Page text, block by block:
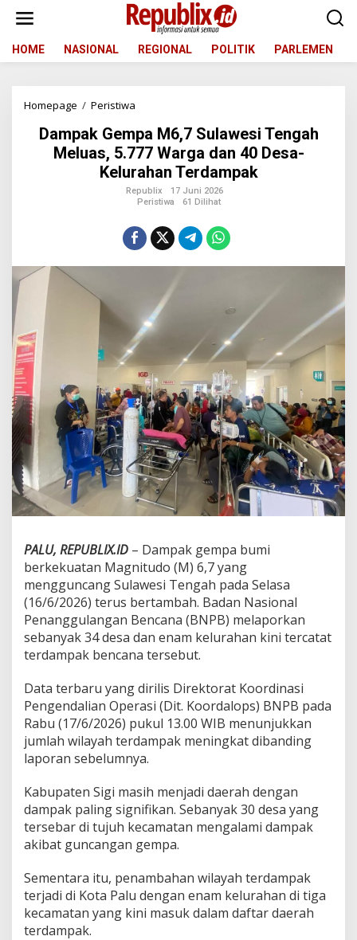
t
HOME NASIONAL REGIONAL POLITIK PARLEMEN
Homepage / Peristiwa
m
p
a
k
G
e
p
a
M
u
l
a
w
e
s
i
T
e
n
g
a
h
M
l
u
s
,
5
.
7
7
W
a
r
g
a
d
n
4
0
D
e
a
K
e
Dampak Gempa M6,7 Sulawesi Tengah
Meluas, 5.777 Warga dan 40 Desa-
Kelurahan Terdampak
Republix
17 Juni 2026
Peristiwa
61 Dilihat
PALU, REPUBLIX.ID – Dampak gempa bumi
berkekuatan Magnitudo (M) 6,7 yang
mengguncang Sulawesi Tengah pada Selasa
(16/6/2026) terus bertambah. Badan Nasional
Penanggulangan Bencana (BNPB) melaporkan
sebanyak 34 desa dan enam kelurahan kini tercatat
terdampak bencana tersebut.
Data terbaru yang dirilis Direktorat Koordinasi
Pengendalian Operasi (Dit. Koordalops) BNPB pada
Rabu (17/6/2026) pukul 13.00 WIB menunjukkan
jumlah wilayah terdampak meningkat dibanding
laporan sebelumnya.
Kabupaten Sigi masih menjadi daerah dengan
dampak paling signifikan. Sebanyak 30 desa yang
tersebar di tujuh kecamatan mengalami dampak
akibat guncangan gempa.
Sementara itu, penambahan wilayah terdampak
terjadi di Kota Palu dengan enam kelurahan di tiga
kecamatan yang kini masuk dalam daftar daerah
terdampak.